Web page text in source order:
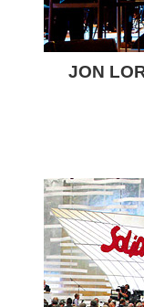
JON